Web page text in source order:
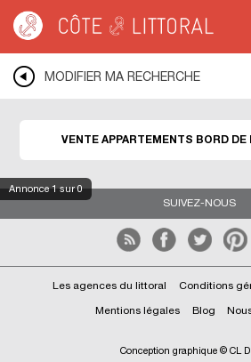
BRETAGNE
>FINISTERE
MODIFIER MA RECHERCHE
Annonce1sur 0
VENTE APPARTEMENTS BORD DE
SUIVEZ-NOUS
Les agences du littoral Conditions
Mentions légales Blog
Conception graphique © CL